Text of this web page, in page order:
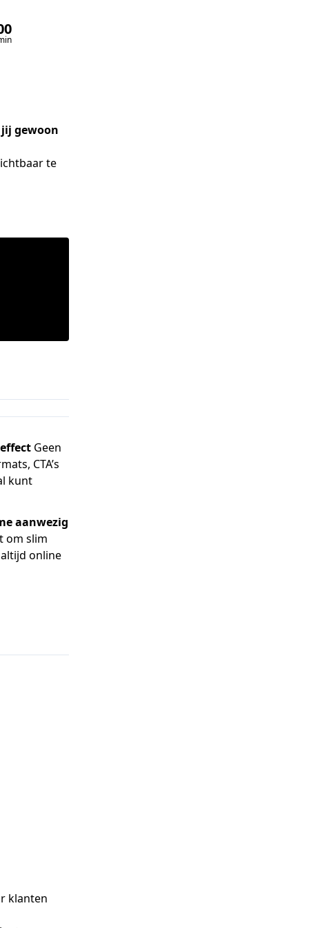
gewoon
te
Geen
CTA’s
kunt
aanwezig
om slim
online
klanten